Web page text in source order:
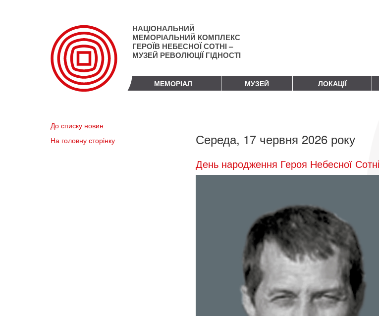
НАЦІОНАЛЬНИЙ
МЕМОРІАЛЬНИЙ КОМПЛЕКС
ГЕРОЇВ НЕБЕСНОЇ СОТНІ –
МУЗЕЙ РЕВОЛЮЦІЇ ГІДНОСТІ
МЕМОРІАЛ МУЗЕЙ ЛОКАЦІЇ
До списку новин
На головну сторінку
Середа, 17 червня 2026 року
День народження Героя Небесної